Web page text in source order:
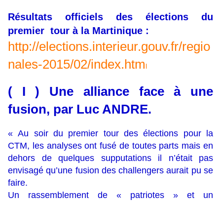
Résultats officiels des élections du
premier tour à la Martinique :
http://elections.interieur.gouv.fr/regio
nales-2015/02/index.html
( I ) Une alliance face à une
fusion, par Luc ANDRE.
« Au soir du premier tour des élections pour la
CTM, les analyses ont fusé de toutes parts mais en
dehors de quelques supputations il n’était pas
envisagé qu’une fusion des challengers aurait pu se
faire.
Un rassemblement de « patriotes » et un